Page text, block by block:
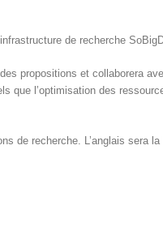
de recherche
propositions et collaborera
que l’optimisation des
de recherche. L’anglais sera la